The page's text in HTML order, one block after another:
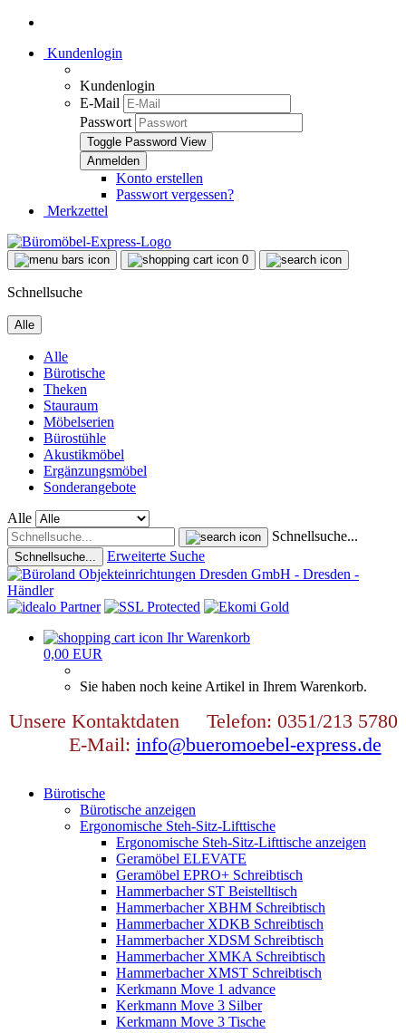
Kundenlogin
Kundenlogin
E-Mail
Passwort
Toggle Password View
Konto erstellen
Passwort vergessen?
Merkzettel
0
Schnellsuche
Alle
Alle
Bürotische
Theken
Stauraum
Möbelserien
Bürostühle
Akustikmöbel
Ergänzungsmöbel
Sonderangebote
Alle
Schnellsuche...
Schnellsuche... Erweiterte Suche
Ihr Warenkorb
0,00 EUR
Sie haben noch keine Artikel in Ihrem Warenkorb.
Unsere Kontaktdaten Telefon: 0351/213 5780
E-Mail: info@bueromoebel-express.de
Bürotische
Bürotische anzeigen
Ergonomische Steh-Sitz-Lifttische
Ergonomische Steh-Sitz-Lifttische anzeigen
Geramöbel ELEVATE
Geramöbel EPRO+ Schreibtisch
Hammerbacher ST Beistelltisch
Hammerbacher XBHM Schreibtisch
Hammerbacher XDKB Schreibtisch
Hammerbacher XDSM Schreibtisch
Hammerbacher XMKA Schreibtisch
Hammerbacher XMST Schreibtisch
Kerkmann Move 1 advance
Kerkmann Move 3 Silber
Kerkmann Move 3 Tische